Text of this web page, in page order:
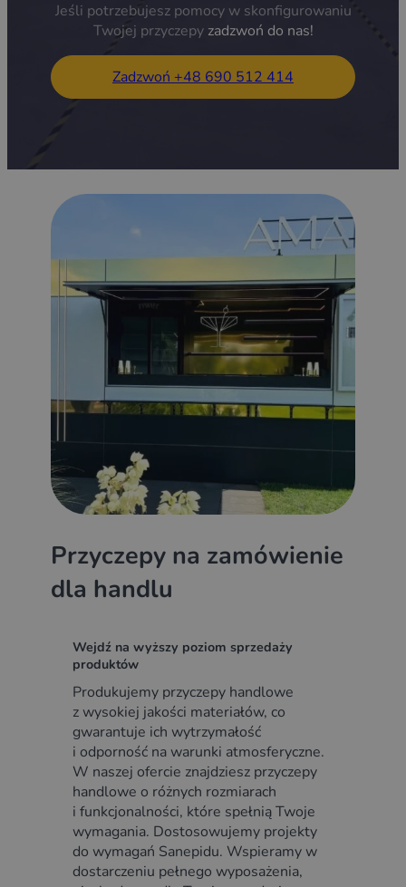
Jeśli potrzebujesz pomocy w skonfigurowaniu
Twojej przyczepy zadzwoń do nas!
Zadzwoń +48 690 512 414
Przyczepy na zamówienie
dla handlu
Wejdź na wyższy poziom sprzedaży
produktów
Produkujemy przyczepy handlowe
z wysokiej jakości materiałów, co
gwarantuje ich wytrzymałość
i odporność na warunki atmosferyczne.
W naszej ofercie znajdziesz przyczepy
handlowe o różnych rozmiarach
i funkcjonalności, które spełnią Twoje
wymagania. Dostosowujemy projekty
do wymagań Sanepidu. Wspieramy w
dostarczeniu pełnego wyposażenia,